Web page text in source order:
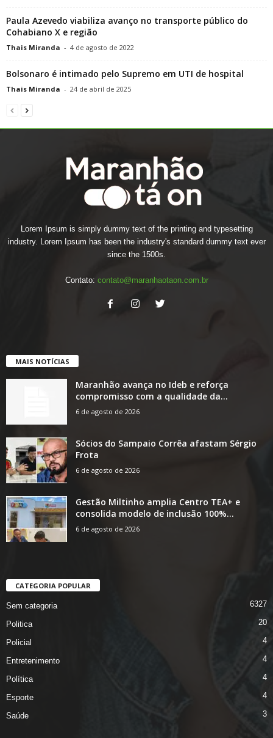
Paula Azevedo viabiliza avanço no transporte público do
Cohabiano X e região
Thais Miranda - 4 de agosto de 2022
Bolsonaro é intimado pelo Supremo em UTI de hospital
Thais Miranda - 24 de abril de 2025
Lorem Ipsum is simply dummy text of the printing and typesetting
industry. Lorem Ipsum has been the industry's standard dummy text ever
since the 1500s.
Contato: contato@maranhaotaon.com.br
MAIS NOTÍCIAS
Maranhão avança no Ideb e reforça
compromisso com a qualidade da...
6 de agosto de 2026
Sócios do Sampaio Corrêa afastam Sérgio
Frota
6 de agosto de 2026
Gestão Miltinho amplia Centro TEA+ e
consolida modelo de inclusão 100%...
6 de agosto de 2026
CATEGORIA POPULAR
Sem categoria 6327
Politica 20
Policial 4
Entretenimento 4
Política 4
Esporte 4
Saúde 3